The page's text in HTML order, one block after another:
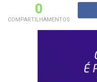
0
COMPARTILHAMENTOS